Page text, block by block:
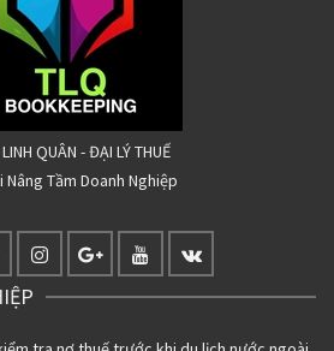
QUÂN - ĐẠI LÝ THUẾ
Nâng Tầm Doanh Nghiệp